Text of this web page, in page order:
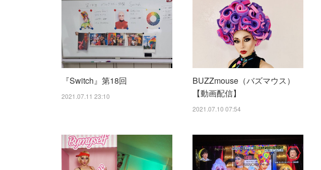
『Switch』第18回
2021.07.11 23:10
BUZZmouse（バズマウス）
【動画配信】
2021.07.10 07:54